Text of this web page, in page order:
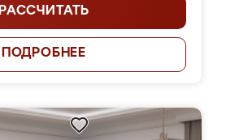
РАССЧИТАТЬ
ПОДРОБНЕЕ